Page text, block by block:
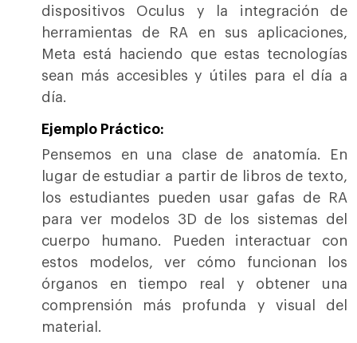
dispositivos Oculus y la integración de
herramientas de RA en sus aplicaciones,
Meta está haciendo que estas tecnologías
sean más accesibles y útiles para el día a
día.
Ejemplo Práctico:
Pensemos en una clase de anatomía. En
lugar de estudiar a partir de libros de texto,
los estudiantes pueden usar gafas de RA
para ver modelos 3D de los sistemas del
cuerpo humano. Pueden interactuar con
estos modelos, ver cómo funcionan los
órganos en tiempo real y obtener una
comprensión más profunda y visual del
material.